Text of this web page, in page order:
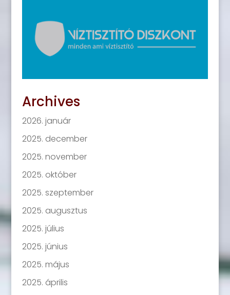
Archives
2026. január
2025. december
2025. november
2025. október
2025. szeptember
2025. augusztus
2025. július
2025. június
2025. május
2025. április